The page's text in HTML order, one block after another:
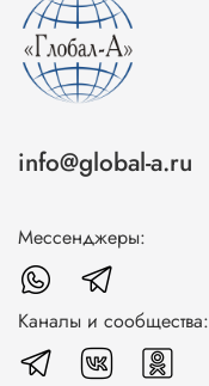
info@global-a.ru
Мессенджеры:
Каналы и сообщества: